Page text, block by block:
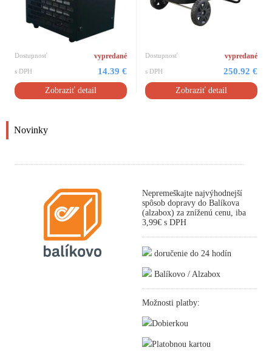
Dostupnosť vypredané
s DPH 14.39 €
Zobraziť detail
Dostupnosť vypredané
s DPH 250.92 €
Zobraziť detail
Novinky
Nepremeškajte najvýhodnejší
spôsob dopravy do Balíkova
(alzabox) za zníženú cenu, iba
3,99€ s DPH
doručenie do 24 hodín
Balíkovo / Alzabox
Možnosti platby:
Dobierkou
Platobnou kartou